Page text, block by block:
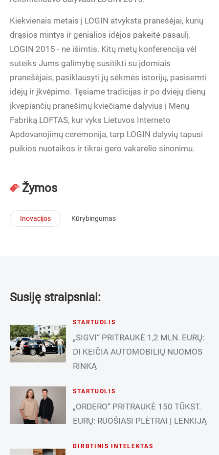
Kiekvienais metais į LOGIN atvyksta pranešėjai, kurių
drąsios mintys ir genialios idėjos pakeitė pasaulį.
LOGIN 2015 - ne išimtis. Kitų metų konferencija vėl
suteiks Jums galimybę susitikti su įdomiais
pranešėjais, pasiklausyti jų sėkmės istorijų, pasisemti
idėjų ir įkvėpimo. Tęsiame tradicijas ir po dviejų dienų
įkvepiančių pranešimų kviečiame dalyvius į Menų
Fabriką LOFTAS, kur vyks Lietuvos Interneto
Apdovanojimų ceremonija, tarp LOGIN dalyvių tapusi
puikios nuotaikos ir tikrai gero vakarėlio sinonimu.
Žymos
Inovacijos Kūrybingumas
Susiję straipsniai:
STARTUOLIS
„SIGVI“ PRITRAUKĖ 1,2 MLN. EURŲ:
DI KEIČIA AUTOMOBILIŲ NUOMOS
RINKĄ
STARTUOLIS
„ORDERO“ PRITRAUKĖ 150 TŪKST.
EURŲ: RUOŠIASI PLĖTRAI Į LENKIJĄ
DIRBTINIS INTELEKTAS